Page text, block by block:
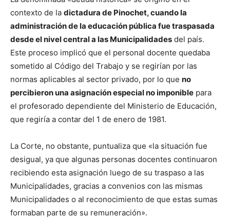
contexto de la dictadura de Pinochet, cuando la
administración de la educación pública fue traspasada
desde el nivel central a las Municipalidades del país.
Este proceso implicó que el personal docente quedaba
sometido al Código del Trabajo y se regirían por las
normas aplicables al sector privado, por lo que no
percibieron una asignación especial no imponible para
el profesorado dependiente del Ministerio de Educación,
que regiría a contar del 1 de enero de 1981.
La Corte, no obstante, puntualiza que «la situación fue
desigual, ya que algunas personas docentes continuaron
recibiendo esta asignación luego de su traspaso a las
Municipalidades, gracias a convenios con las mismas
Municipalidades o al reconocimiento de que estas sumas
formaban parte de su remuneración».